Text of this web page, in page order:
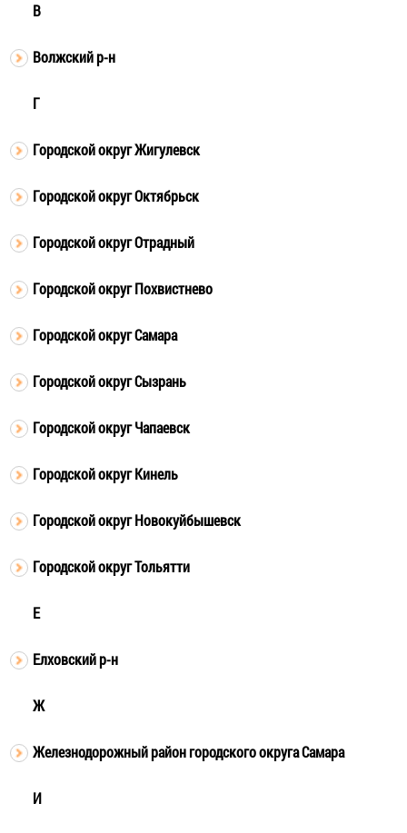
В
Волжский р-н
Г
Городской округ Жигулевск
Городской округ Октябрьск
Городской округ Отрадный
Городской округ Похвистнево
Городской округ Самара
Городской округ Сызрань
Городской округ Чапаевск
Городской округ Кинель
Городской округ Новокуйбышевск
Городской округ Тольятти
Е
Елховский р-н
Ж
Железнодорожный район городского округа Самара
И